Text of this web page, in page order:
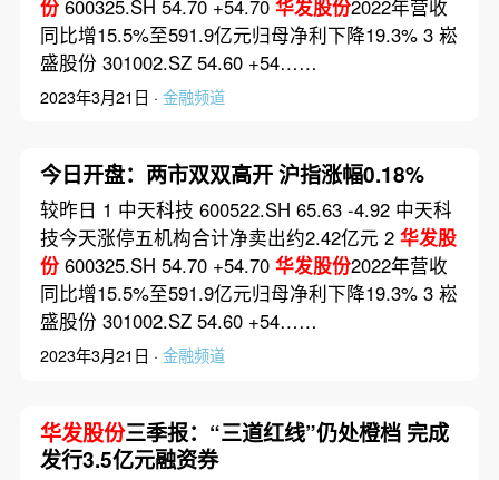
份600325.SH 54.70 +54.70 华发股份2022年营收
同比增15.5%至591.9亿元归母净利下降19.3% 3 崧
盛股份 301002.SZ 54.60 +54……
2023年3月21日 · 金融频道
今日开盘：两市双双高开 沪指涨幅0.18%
较昨日 1 中天科技 600522.SH 65.63 -4.92 中天科
技今天涨停五机构合计净卖出约2.42亿元 2 华发股
份600325.SH 54.70 +54.70 华发股份2022年营收
同比增15.5%至591.9亿元归母净利下降19.3% 3 崧
盛股份 301002.SZ 54.60 +54……
2023年3月21日 · 金融频道
华发股份三季报：“三道红线”仍处橙档 完成
发行3.5亿元融资券